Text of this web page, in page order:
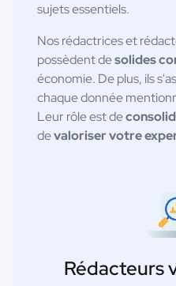
sujets essentiels.
Nos rédactrices et
possèdent desolides
économie. De plus, ils
chaque donnée
Leur rôle est de
devaloriser votre
Rédacteurs